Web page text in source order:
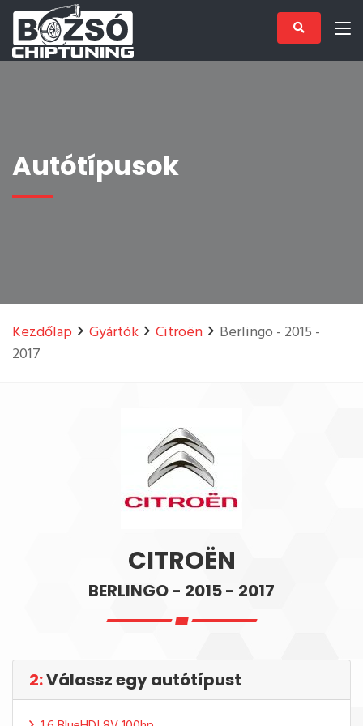
Autótípusok
Kezdőlap Gyártók Citroën
Berlingo - 2015 -
2017
CITROËN
BERLINGO - 2015 - 2017
2:Válassz egy autótípust